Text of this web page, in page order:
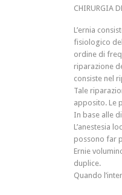
CHIRURGIA
L’ernia
fisiologico
ordine di
riparazione
consiste nel
Tale
apposito. Le
In base alle
L’anestesia
possono far
Ernie
duplice.
Quando